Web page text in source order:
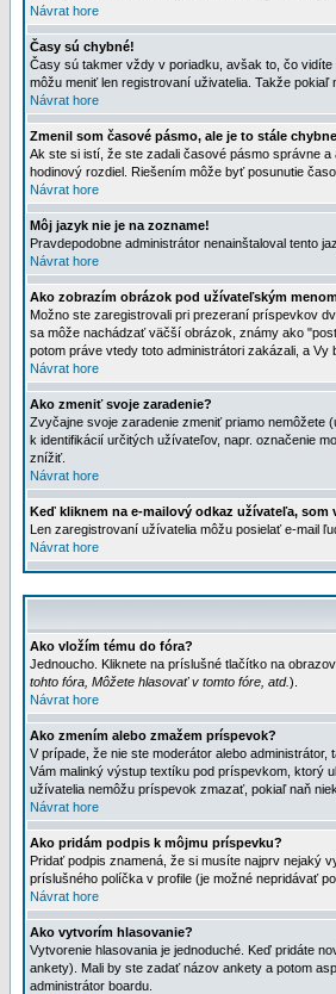
Návrat hore
Časy sú chybné!
Časy sú takmer vždy v poriadku, avšak to, čo
môžu meniť len registrovaní uživatelia. Takže
Návrat hore
Zmenil som časové pásmo, ale je to stále
Ak ste si istí, že ste zadali časové pásmo správne
hodinový rozdiel. Riešením môže byť posunutie
Návrat hore
Môj jazyk nie je na zozname!
Pravdepodobne administrátor nenainštaloval tento
Návrat hore
Ako zobrazím obrázok pod užívateľským
Možno ste zaregistrovali pri prezeraní príspevkov
sa môže nachádzať väčší obrázok, známy ako
potom práve vtedy toto administrátori zakázali, a
Návrat hore
Ako zmeniť svoje zaradenie?
Zvyčajne svoje zaradenie zmeniť priamo nemôžete
k identifikácií určitých užívateľov, napr. označenie
znížiť.
Návrat hore
Keď kliknem na e-mailový odkaz užívateľa, som
Len zaregistrovaní užívatelia môžu posielať e-mail
Návrat hore
Ako vložím tému do fóra?
Jednoucho. Kliknete na príslušné tlačítko na
tohto fóra, Môžete hlasovať v tomto fóre, atd.).
Návrat hore
Ako zmením alebo zmažem príspevok?
V prípade, že nie ste moderátor alebo
Vám malinký výstup textíku pod príspevkom, ktorý
užívatelia nemôžu príspevok zmazať, pokiaľ naň
Návrat hore
Ako pridám podpis k môjmu príspevku?
Pridať podpis znamená, že si musíte najprv nejaký
príslušného políčka v profile (je možné nepridávať
Návrat hore
Ako vytvorím hlasovanie?
Vytvorenie hlasovania je jednoduché. Keď pridáte
ankety). Mali by ste zadať názov ankety a potom
administrátor boardu.